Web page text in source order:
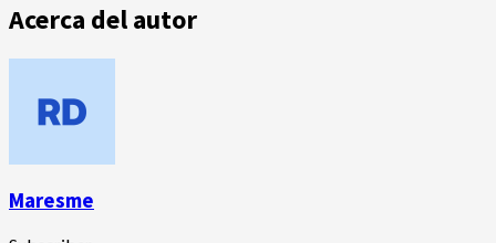
Acerca del autor
Maresme